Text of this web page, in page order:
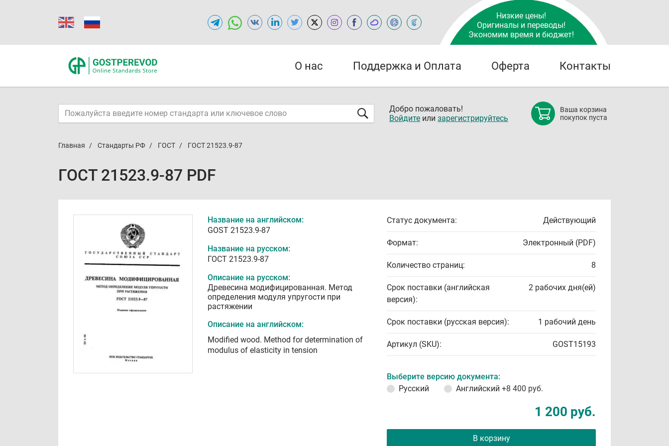
Низкие цены!
Оригиналы и переводы!
Экономим время и бюджет!
О нас Поддержка и Оплата Оферта Контакты
Добро пожаловать!
Войдите или зарегистрируйтесь
Ваша корзина
покупок пуста
Главная Стандарты РФ ГОСТ ГОСТ 21523.9-87
ГОСТ 21523.9-87 PDF
Название на английском:
GOST 21523.9-87
Название на русском:
ГОСТ 21523.9-87
Описание на русском:
Древесина модифицированная. Метод
определения модуля упругости при
растяжении
Описание на английском:
Modified wood. Method for determination of
modulus of elasticity in tension
Статус документа: Действующий
Формат: Электронный (PDF)
Количество страниц: 8
Срок поставки (английская
версия):
2 рабочих дня(ей)
Срок поставки (русская версия): 1 рабочий день
Артикул (SKU): GOST15193
Выберите версию документа:
Русский
Английский +8 400 руб.
1 200 руб.
В корзину